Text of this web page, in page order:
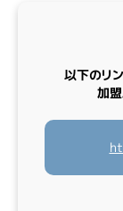
以下のリ
加